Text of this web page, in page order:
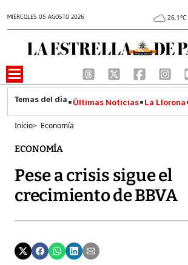
MIÉRCOLES 05 AGOSTO 2026 26.1°C
Últimas Noticias La Llorona
Inicio> Economía
ECONOMÍA
Pese a crisis sigue el
crecimiento de BBVA